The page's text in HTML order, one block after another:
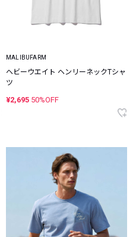
MALIBUFARM
ヘビーウエイト ヘンリーネックTシャ
ツ
¥2,695 50%OFF